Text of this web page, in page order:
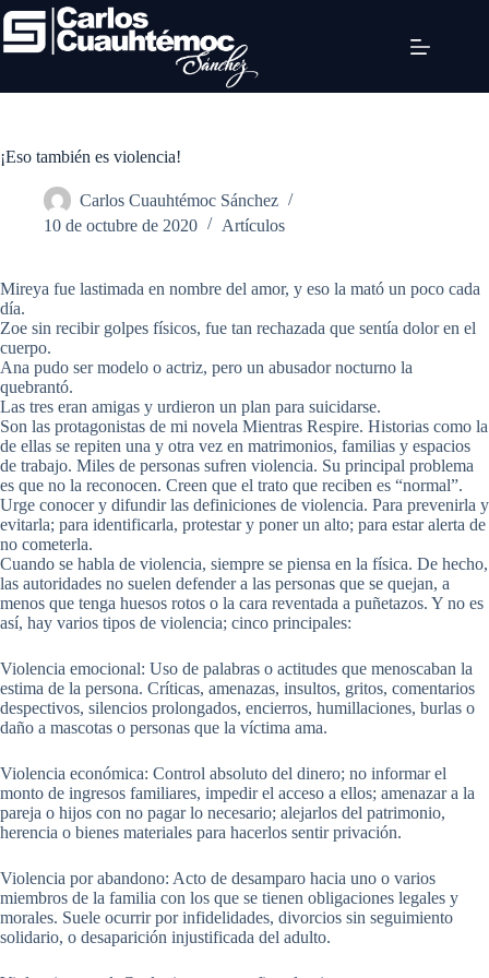
¡Eso también es violencia!
Carlos Cuauhtémoc Sánchez
10 de octubre de 2020
Artículos
Mireya fue lastimada en nombre del amor, y eso la mató un poco cada
día.
Zoe sin recibir golpes físicos, fue tan rechazada que sentía dolor en el
cuerpo.
Ana pudo ser modelo o actriz, pero un abusador nocturno la
quebrantó.
Las tres eran amigas y urdieron un plan para suicidarse.
Son las protagonistas de mi novela Mientras Respire. Historias como la
de ellas se repiten una y otra vez en matrimonios, familias y espacios
de trabajo. Miles de personas sufren violencia. Su principal problema
es que no la reconocen. Creen que el trato que reciben es “normal”.
Urge conocer y difundir las definiciones de violencia. Para prevenirla y
evitarla; para identificarla, protestar y poner un alto; para estar alerta de
no cometerla.
Cuando se habla de violencia, siempre se piensa en la física. De hecho,
las autoridades no suelen defender a las personas que se quejan, a
menos que tenga huesos rotos o la cara reventada a puñetazos. Y no es
así, hay varios tipos de violencia; cinco principales:
Violencia emocional: Uso de palabras o actitudes que menoscaban la
estima de la persona. Críticas, amenazas, insultos, gritos, comentarios
despectivos, silencios prolongados, encierros, humillaciones, burlas o
daño a mascotas o personas que la víctima ama.
Violencia económica: Control absoluto del dinero; no informar el
monto de ingresos familiares, impedir el acceso a ellos; amenazar a la
pareja o hijos con no pagar lo necesario; alejarlos del patrimonio,
herencia o bienes materiales para hacerlos sentir privación.
Violencia por abandono: Acto de desamparo hacia uno o varios
miembros de la familia con los que se tienen obligaciones legales y
morales. Suele ocurrir por infidelidades, divorcios sin seguimiento
solidario, o desaparición injustificada del adulto.